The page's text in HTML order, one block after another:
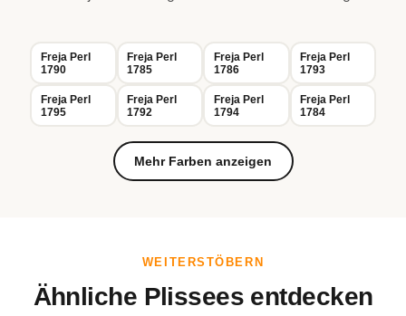
Freja Perl
1790
Freja Perl
1785
Freja Perl
1786
Freja Perl
1793
Freja Perl
1795
Freja Perl
1792
Freja Perl
1794
Freja Perl
1784
Mehr Farben anzeigen
WEITERSTÖBERN
Ähnliche Plissees entdecken